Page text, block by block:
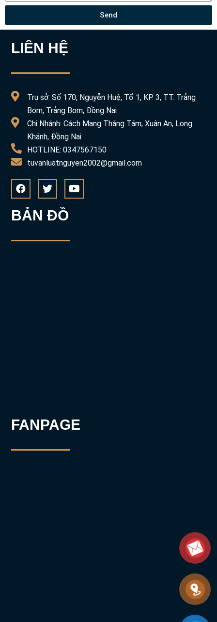
Send
LIÊN HỆ
Trụ sở: Số 170, Nguyễn Huệ, Tổ 1, KP. 3, TT. Trảng
Bom, Trảng Bom, Đồng Nai
Chi Nhánh: Cách Mạng Tháng Tám, Xuân An, Long
Khánh, Đồng Nai
HOTLINE: 0347567150
tuvanluatnguyen2002@gmail.com
BẢN ĐỒ
FANPAGE